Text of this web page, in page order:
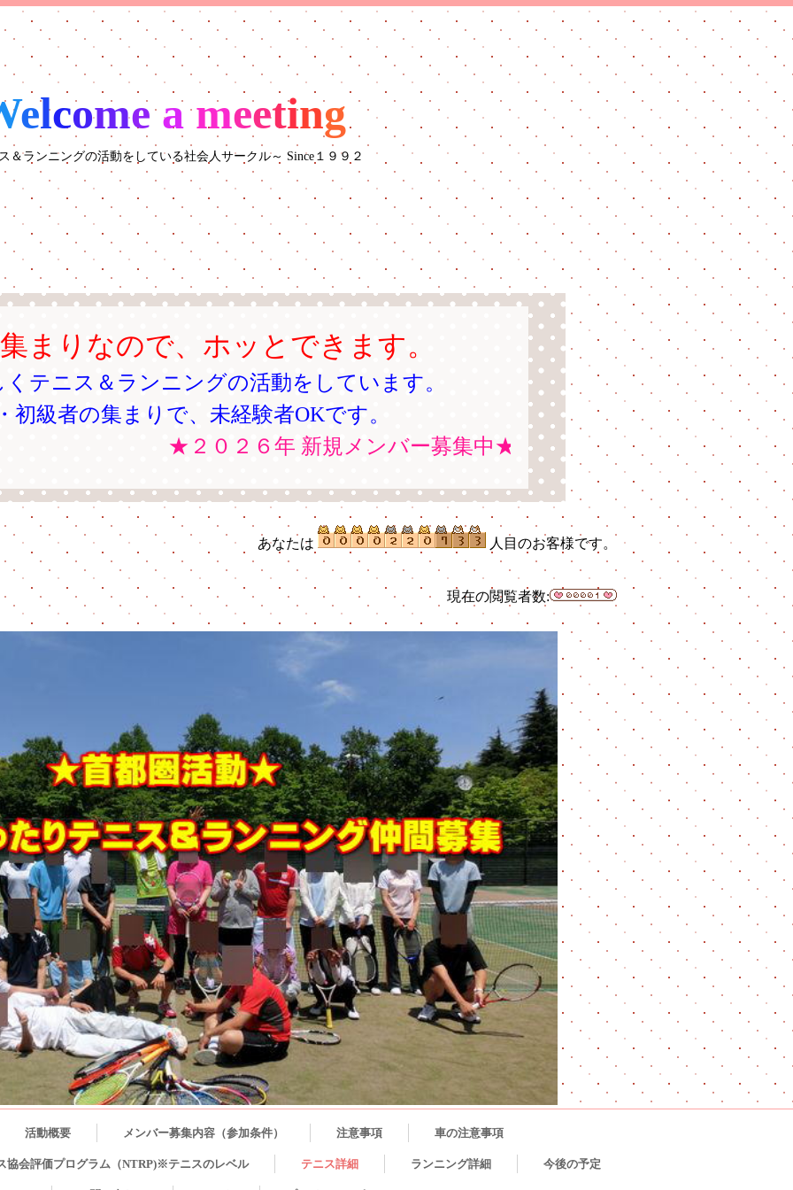
elcome a meeting
＆ランニングの活動をしている社会人サークル～ Since１９９２
まりなので、ホッとできます。
テニス＆ランニングの活動をしています。
初級者の集まりで、未経験者OKです。
★２０２６年 新規メンバー募集中★
あなたは 人目のお客様です。
現在の閲覧者数:
活動概要 メンバー募集内容（参加条件） 注意事項 車の注意事項
協会評価プログラム（NTRP)※テニスのレベル テニス詳細 ランニング詳細 今後の予定